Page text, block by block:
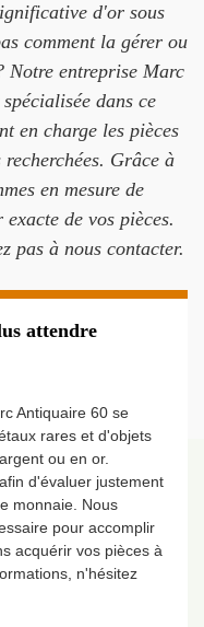
d'or sous
comment la gérer ou
Notre entreprise Marc
dans ce
en charge les pièces
Grâce à
en mesure de
de vos pièces.
pas à nous contacter.
attendre
Antiquaire 60 se
rares et d'objets
ou en or.
d'évaluer justement
monnaie. Nous
pour accomplir
acquérir vos pièces à
n'hésitez